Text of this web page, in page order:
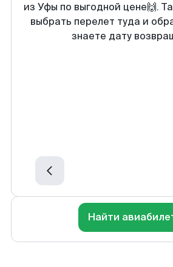
из Уфы по выгодной цене🙌.
выбрать перелет туда и
знаете дату
Найти